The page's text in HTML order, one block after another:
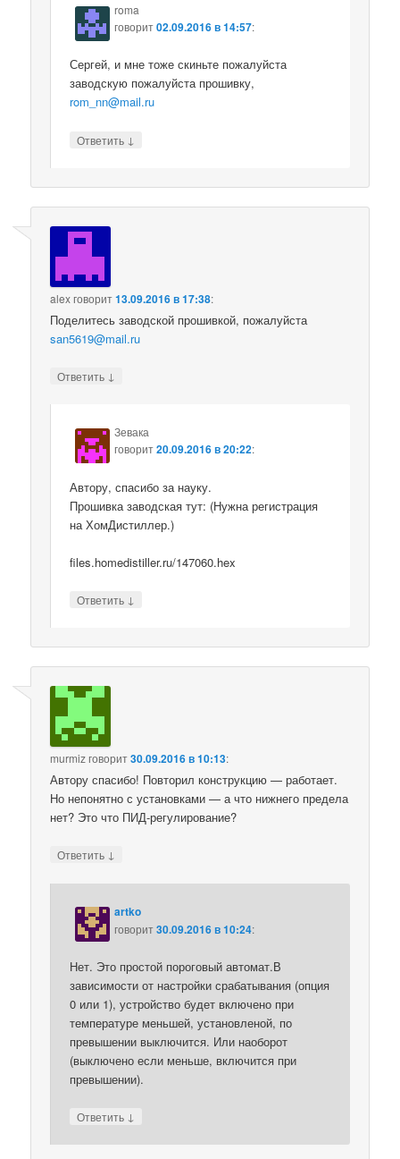
roma
говорит02.09.2016 в 14:57:
Сергей, и мне тоже скиньте пожалуйста
заводскую пожалуйста прошивку,
rom_nn@mail.ru
Ответить ↓
alexговорит13.09.2016 в 17:38:
Поделитесь заводской прошивкой, пожалуйста
san5619@mail.ru
Ответить ↓
Зевака
говорит20.09.2016 в 20:22:
Автору, спасибо за науку.
Прошивка заводская тут: (Нужна регистрация
на ХомДистиллер.)
files.homedistiller.ru/147060.hex
Ответить ↓
murmizговорит30.09.2016 в 10:13:
Автору спасибо! Повторил конструкцию — работает.
Но непонятно с установками — а что нижнего предела
нет? Это что ПИД-регулирование?
Ответить ↓
artko
говорит30.09.2016 в 10:24:
Нет. Это простой пороговый автомат.В
зависимости от настройки срабатывания (опция
0 или 1), устройство будет включено при
температуре меньшей, установленой, по
превышении выключится. Или наоборот
(выключено если меньше, включится при
превышении).
Ответить ↓